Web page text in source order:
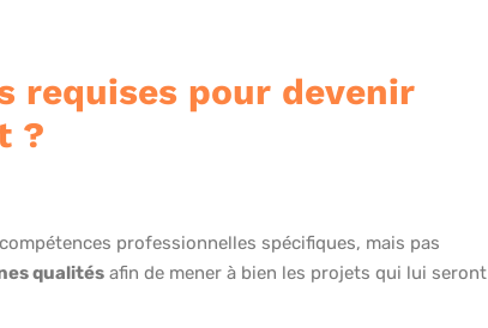
requises pour devenir
?
professionnelles spécifiques, mais pas
qualités afin de mener à bien les projets qui lui seront